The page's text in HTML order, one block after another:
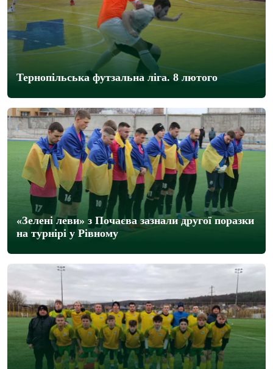
Тернопільська футзальна ліга. 8 лютого
«Зелені леви» з Почаєва зазнали другої поразки
на турнірі у Рівному